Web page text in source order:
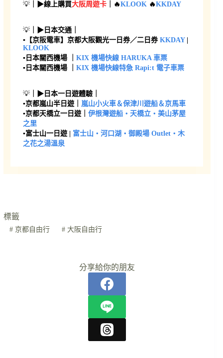
💡 ｜▶線上購買大阪周遊卡 ｜🔥KLOOK 🔥KKDAY
💡 ｜▶日本交通｜
▪︎ 【京阪電車】京都大阪觀光一日券／二日券 KKDAY|
KLOOK
▪︎日本關西機場 ｜ KIX 機場快線 HARUKA 車票
▪︎日本關西機場 ｜ KIX 機場快線特急 Rapi:t 電子車票
💡 ｜▶日本一日遊體驗｜
▪︎京都嵐山半日遊｜ 嵐山小火車＆保津川遊船＆京馬車
▪︎京都天橋立一日遊｜ 伊根灣遊船・天橋立・美山茅屋
之里
▪︎富士山一日遊 | 富士山・河口湖・御殿場 Outlet・木
之花之湯溫泉
標籤
#京都自由行 #大阪自由行
分享給你的朋友